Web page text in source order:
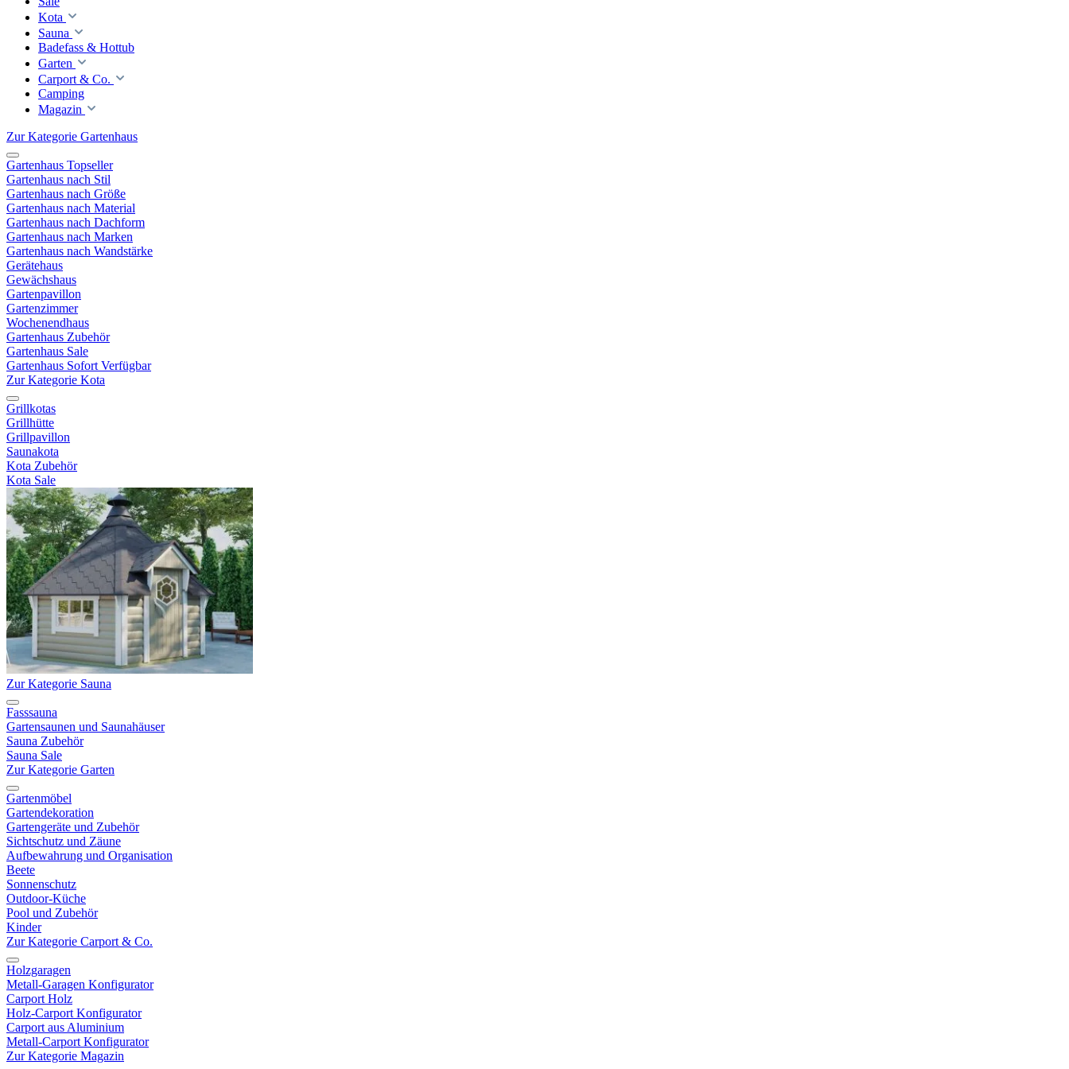
Kota
Sauna
Badefass & Hottub
Garten
Carport & Co.
Camping
Magazin
Zur Kategorie Gartenhaus
Gartenhaus Topseller
Gartenhaus nach Stil
Gartenhaus nach Größe
Gartenhaus nach Material
Gartenhaus nach Dachform
Gartenhaus nach Marken
Gartenhaus nach Wandstärke
Gerätehaus
Gewächshaus
Gartenpavillon
Gartenzimmer
Wochenendhaus
Gartenhaus Zubehör
Gartenhaus Sale
Gartenhaus Sofort Verfügbar
Zur Kategorie Kota
Grillkotas
Grillhütte
Grillpavillon
Saunakota
Kota Zubehör
Kota Sale
Zur Kategorie Sauna
Fasssauna
Gartensaunen und Saunahäuser
Sauna Zubehör
Sauna Sale
Zur Kategorie Garten
Gartenmöbel
Gartendekoration
Gartengeräte und Zubehör
Sichtschutz und Zäune
Aufbewahrung und Organisation
Beete
Sonnenschutz
Outdoor-Küche
Pool und Zubehör
Kinder
Zur Kategorie Carport & Co.
Holzgaragen
Metall-Garagen Konfigurator
Carport Holz
Holz-Carport Konfigurator
Carport aus Aluminium
Metall-Carport Konfigurator
Zur Kategorie Magazin